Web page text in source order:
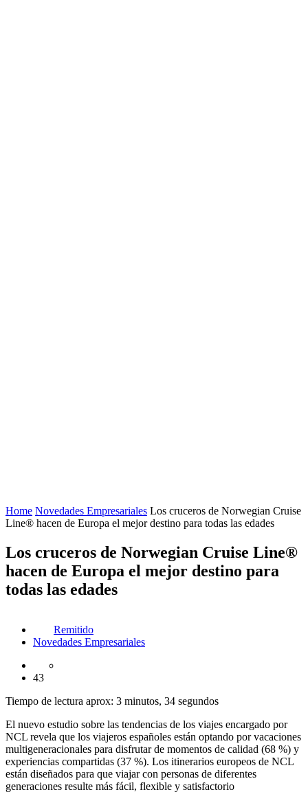
Home Novedades Empresariales Los cruceros de Norwegian Cruise
Line® hacen de Europa el mejor destino para todas las edades
Los cruceros de Norwegian Cruise Line®
hacen de Europa el mejor destino para
todas las edades
Remitido
Novedades Empresariales
43
Tiempo de lectura aprox: 3 minutos, 34 segundos
El nuevo estudio sobre las tendencias de los viajes encargado por
NCL revela que los viajeros españoles están optando por vacaciones
multigeneracionales para disfrutar de momentos de calidad (68 %) y
experiencias compartidas (37 %). Los itinerarios europeos de NCL
están diseñados para que viajar con personas de diferentes
generaciones resulte más fácil, flexible y satisfactorio